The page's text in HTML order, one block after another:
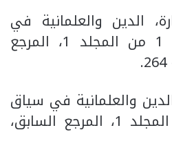
الدين والعلمانية في
سياق تاريخي، الجزء 1 من المجلد 1، المرجع
والعلمانية في سياق
تاريخي، الجزء 1 من المجلد 1، المرجع السابق،